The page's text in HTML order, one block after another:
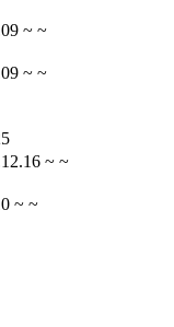
~ ~
~ ~
~ ~
~ ~